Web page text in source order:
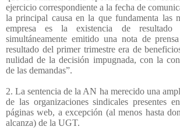
ejercicio correspondiente a la fecha de
la principal causa en la que fundamenta las
empresa es la existencia de resultado
simultáneamente emitido una nota de
resultado del primer trimestre era de
nulidad de la decisión impugnada, con la
de las demandas”.
2. La sentencia de la AN ha merecido una
de las organizaciones sindicales presentes
páginas web, a excepción (al menos hasta
alcanza) de la UGT.